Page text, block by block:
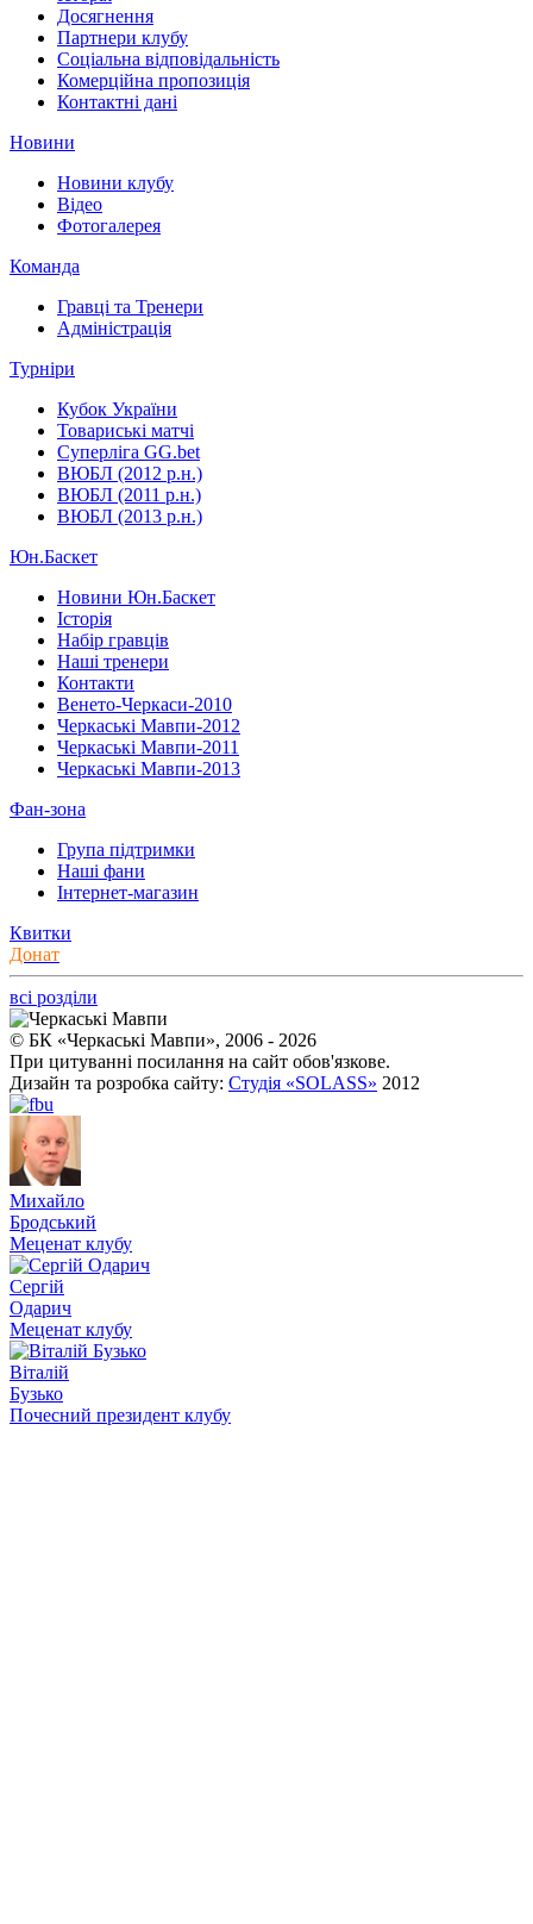
Досягнення
Партнери клубу
Соціальна відповідальність
Комерційна пропозиція
Контактні дані
Новини
Новини клубу
Відео
Фотогалерея
Команда
Гравці та Тренери
Адміністрація
Турніри
Кубок України
Товариські матчі
Суперліга GG.bet
ВЮБЛ (2012 р.н.)
ВЮБЛ (2011 р.н.)
ВЮБЛ (2013 р.н.)
Юн.Баскет
Новини Юн.Баскет
Історія
Набір гравців
Наші тренери
Контакти
Венето-Черкаси-2010
Черкаські Мавпи-2012
Черкаські Мавпи-2011
Черкаські Мавпи-2013
Фан-зона
Група підтримки
Наші фани
Інтернет-магазин
Квитки
Донат
всі розділи
© БК «Черкаські Мавпи», 2006 - 2026
При цитуванні посилання на сайт обов'язкове.
Дизайн та розробка сайту: Студія «SOLASS» 2012
Михайло
Бродський
Меценат клубу
Сергій
Одарич
Меценат клубу
Віталій
Бузько
Почесний президент клубу